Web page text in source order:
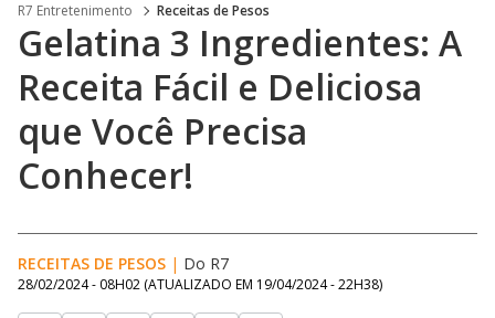
R7 Entretenimento Receitas de Pesos
Gelatina 3 Ingredientes: A
Receita Fácil e Deliciosa
que Você Precisa
Conhecer!
RECEITAS DE PESOS | Do R7
28/02/2024 - 08H02 (ATUALIZADO EM 19/04/2024 - 22H38)